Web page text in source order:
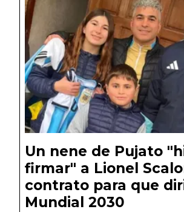
Un nene de Pujato
firmar" a Lionel
contrato para que
Mundial 2030